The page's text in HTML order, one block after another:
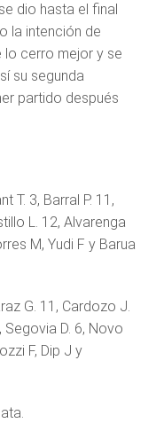
dio hasta el final
la intención de
lo cerro mejor y se
su segunda
partido después
T. 3, Barral P. 11,
L. 12, Alvarenga
M, Yudi F y Barua
G. 11, Cardozo J.
Segovia D. 6, Novo
F, Dip J y